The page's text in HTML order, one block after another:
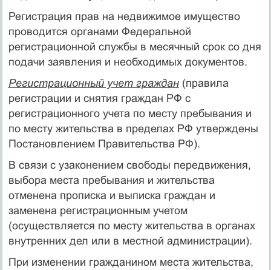
Регистрация прав на недвижимое имущество
проводится органами Федеральной
регистрационной службы в месячный срок со дня
подачи заявления и необходимых документов.
Регистрационный учет граждан(правила
регистрации и снятия граждан РФ с
регистрационного учета по месту пребывания и
по месту жительства в пределах РФ утверждены
Постановлением Правительства РФ).
В связи с узаконением свободы передвижения,
выбора места пребывания и жительства
отменена прописка и выписка граждан и
заменена регистрационным учетом
(осуществляется по месту жительства в органах
внутренних дел или в местной администрации).
При изменении гражданином места жительства,